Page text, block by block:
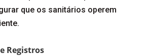
que os sanitários operem
Registros